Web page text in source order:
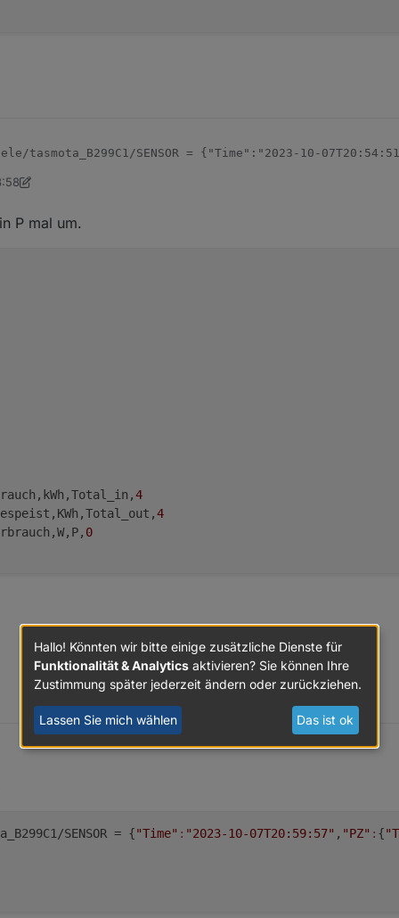
tasmota_B299C1/SENSOR = {"Time":"2023-10-
2023, 20:58
P mal um.
4
4
0
SENSOR = {"Time" : "2023-10-07T20:59:57" , "PZ" : {
Hallo! Könnten wir bitte einige zusätzliche Dienste für
Funktionalität & Analytics aktivieren? Sie können Ihre
Zustimmung später jederzeit ändern oder zurückziehen.
Lassen Sie mich wählen Das ist ok